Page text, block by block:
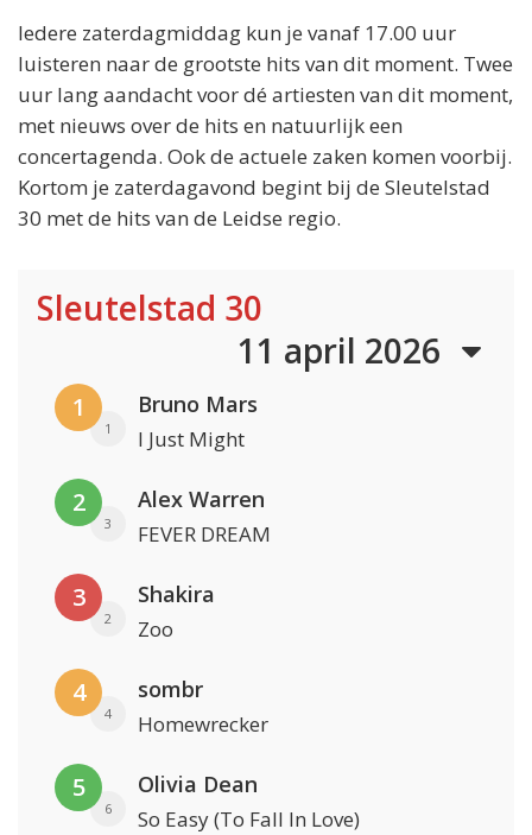
Iedere zaterdagmiddag kun je vanaf 17.00 uur
luisteren naar de grootste hits van dit moment. Twee
uur lang aandacht voor dé artiesten van dit moment,
met nieuws over de hits en natuurlijk een
concertagenda. Ook de actuele zaken komen voorbij.
Kortom je zaterdagavond begint bij de Sleutelstad
30 met de hits van de Leidse regio.
Sleutelstad 30
11 april 2026
1
1
Bruno Mars
I Just Might
2
3
Alex Warren
FEVER DREAM
3
2
Shakira
Zoo
4
4
sombr
Homewrecker
5
6
Olivia Dean
So Easy (To Fall In Love)